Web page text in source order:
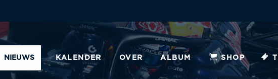
NIEUWS KALENDER OVER ALBUM SHOP